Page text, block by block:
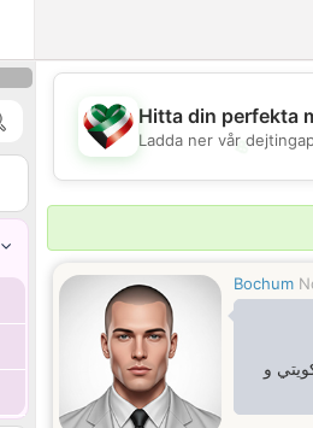
💖
Hitta din perfekta
Ladda ner vår
Bochum
و